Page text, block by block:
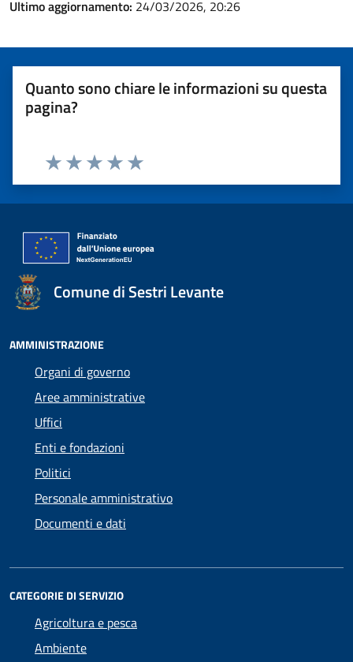
Ultimo aggiornamento: 24/03/2026, 20:26
Quanto sono chiare le informazioni su questa
pagina?
Valuta 5 stelle su 5
Valuta 4 stelle su 5
Valuta 3 stelle su 5
Valuta 2 stelle su 5
Valuta 1 stelle su 5
Comune di Sestri Levante
AMMINISTRAZIONE
Organi di governo
Aree amministrative
Uffici
Enti e fondazioni
Politici
Personale amministrativo
Documenti e dati
CATEGORIE DI SERVIZIO
Agricoltura e pesca
Ambiente